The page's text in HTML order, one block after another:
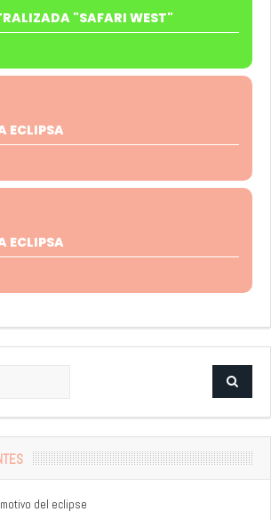
"SAFARI WEST"
ECLIPSA
ECLIPSA
del eclipse